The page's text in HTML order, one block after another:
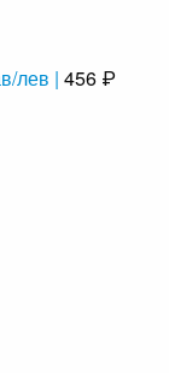
лев | 456 ₽